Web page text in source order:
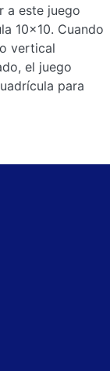
a este juego
10x10. Cuando
vertical
el juego
para